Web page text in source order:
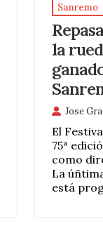
Sanremo
la
Jose
El
75ª
como
La
está